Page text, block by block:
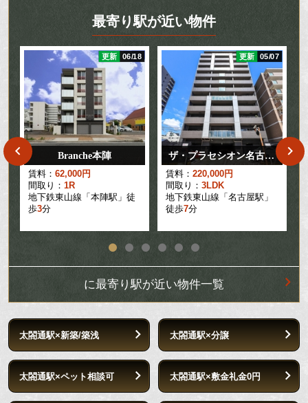
最寄り駅が近い物件
更新 06/18
Branche本陣
賃料： 62,000円
間取り： 1R
地下鉄東山線「本陣駅」徒
歩3分
更新 05/07
ザ・プラセシオン名古屋駅
賃料： 220,000円
間取り： 3LDK
地下鉄東山線「名古屋駅」
徒歩7分
に最寄り駅が近い物件一覧
太閤通駅×新築/築浅 太閤通駅×分譲
太閤通駅×ペット相談可 太閤通駅×敷金礼金0円